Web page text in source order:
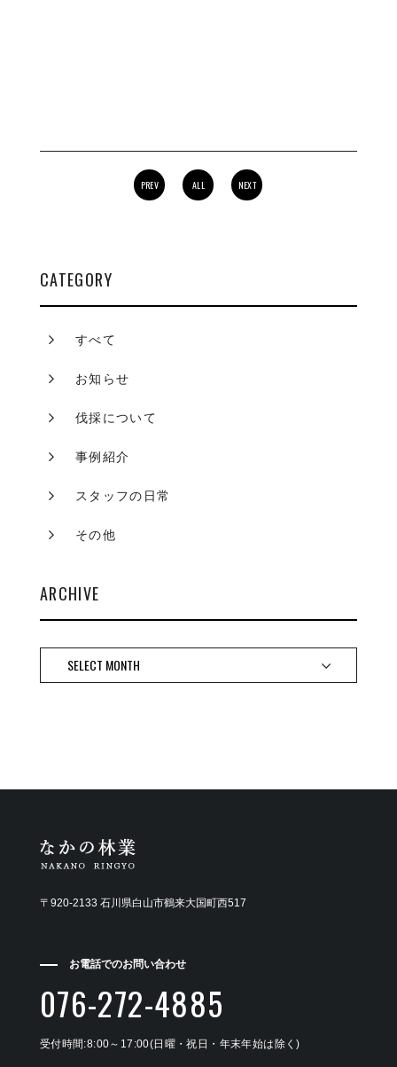
PREV ALL NEXT
CATEGORY
すべて
お知らせ
伐採について
事例紹介
スタッフの日常
その他
ARCHIVE
〒920-2133 石川県白山市鶴来大国町西517
お電話でのお問い合わせ
076-272-4885
受付時間:8:00～17:00(日曜・祝日・年末年始は除く)